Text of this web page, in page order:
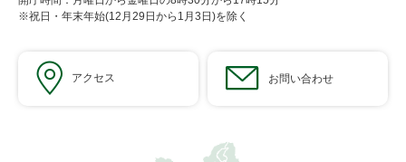
※祝日・年末年始(12月29日から1月3日)を除く
アクセス お問い合わせ